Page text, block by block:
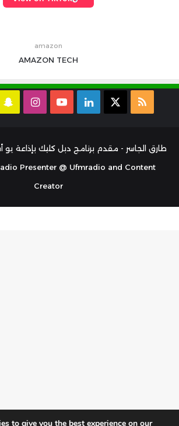
amazon
AMAZON TECH
ملخص
RSS
لينكدإن ‫YouTube
طارق الجاسر - مقدم برنامج دبل كليك بإذاعة
Presenter @ Ufmradio and Content
Creator
to give you the best experience on our